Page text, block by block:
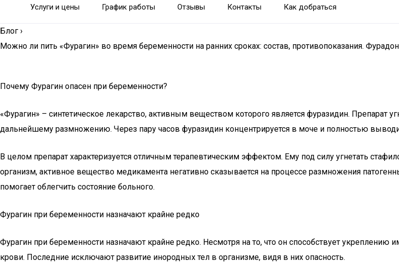
Услуги и цены График работы Отзывы Контакты Как добраться
Блог ›
Можно ли пить «Фурагин» во время беременности на ранних сроках: состав, противопоказания.
Почему Фурагин опасен при беременности?
«Фурагин» – синтетическое лекарство, активным веществом которого является фуразидин. Препарат
дальнейшему размножению. Через пару часов фуразидин концентрируется в моче и полностью
В целом препарат характеризуется отличным терапевтическим эффектом. Ему под силу угнетать
организм, активное вещество медикамента негативно сказывается на процессе размножения
помогает облегчить состояние больного.
Фурагин при беременности назначают крайне редко
Фурагин при беременности назначают крайне редко. Несмотря на то, что он способствует укреплению
крови. Последние исключают развитие инородных тел в организме, видя в них опасность.